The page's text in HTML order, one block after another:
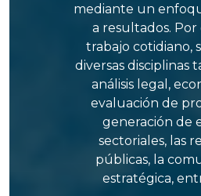
mediante un
a resultados. Por
trabajo cotidiano,
diversas disciplinas
análisis legal,
evaluación de
generación de
sectoriales, las
públicas, la
estratégica,